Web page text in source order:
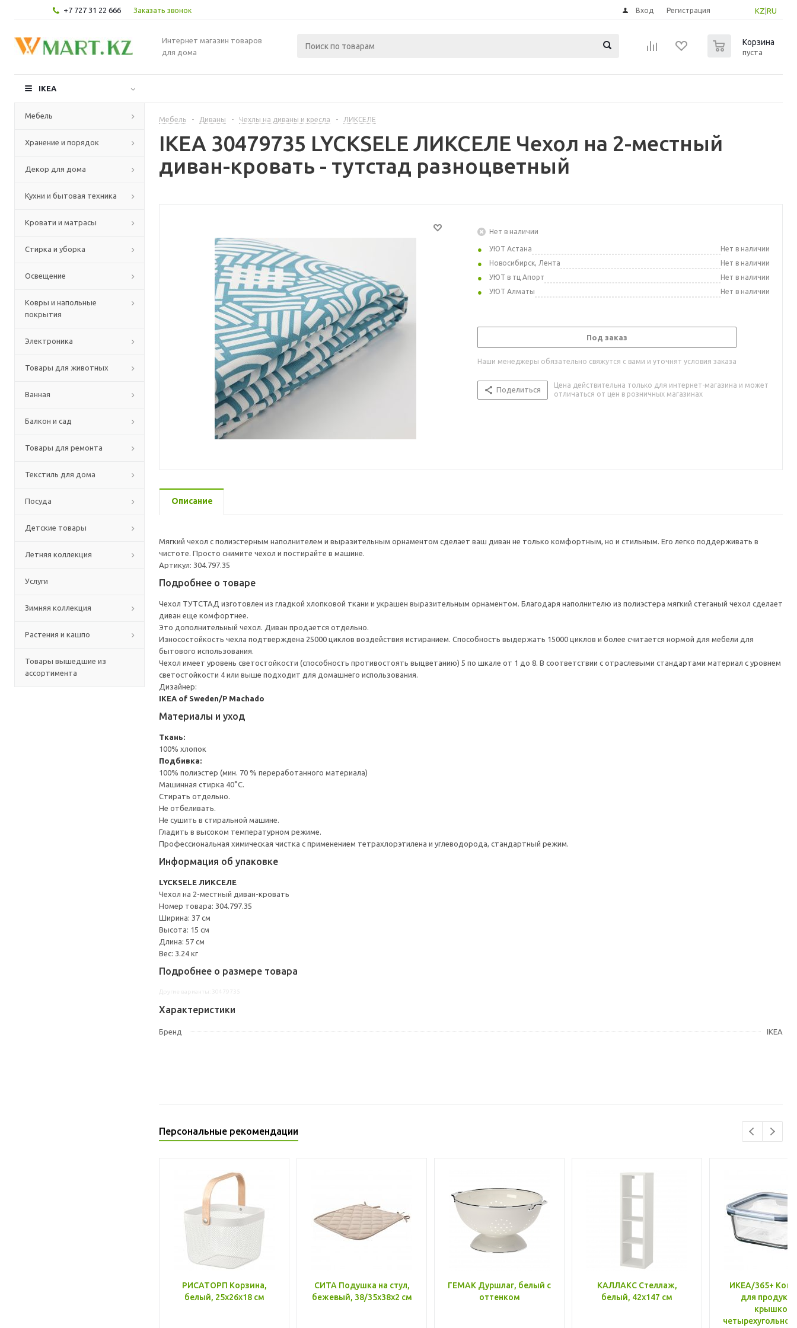
+7 727 31 22 666 Заказать звонок KZ RU
Вход Регистрация
Интернет магазин товаров
для дома
Корзина
пуста
IKEA
Мебель
Хранение и порядок
Декор для дома
Кухни и бытовая техника
Кровати и матрасы
Стирка и уборка
Освещение
Ковры и напольные
покрытия
Электроника
Товары для животных
Ванная
Балкон и сад
Товары для ремонта
Текстиль для дома
Посуда
Детские товары
Летняя коллекция
Услуги
Зимняя коллекция
Растения и кашпо
Товары вышедшие из
ассортимента
Мебель - Диваны - Чехлы на диваны и кресла - ЛИКСЕЛЕ
IKEA 30479735 LYCKSELE ЛИКСЕЛЕ Чехол на 2-местный
диван-кровать - тутстад разноцветный
Нет в наличии
УЮТ Астана
Нет в наличии
Новосибирск, Лента
Нет в наличии
УЮТ в тц Апорт
Нет в наличии
УЮТ Алматы
Нет в наличии
Под заказ
Наши менеджеры обязательно свяжутся с вами и уточнят условия заказа
Поделиться
Цена действительна только для интернет-магазина и может
отличаться от цен в розничных магазинах
Описание
Мягкий чехол с полиэстерным наполнителем и выразительным орнаментом сделает ваш диван не только комфортным, но и стильным. Его легко поддерживать в
чистоте. Просто снимите чехол и постирайте в машине.
Артикул: 304.797.35
Подробнее о товаре
Чехол ТУТСТАД изготовлен из гладкой хлопковой ткани и украшен выразительным орнаментом. Благодаря наполнителю из полиэстера мягкий стеганый чехол сделает
диван еще комфортнее.
Это дополнительный чехол. Диван продается отдельно.
Износостойкость чехла подтверждена 25000 циклов воздействия истиранием. Способность выдержать 15000 циклов и более считается нормой для мебели для
бытового использования.
Чехол имеет уровень светостойкости (способность противостоять выцветанию) 5 по шкале от 1 до 8. В соответствии с отраслевыми стандартами материал с уровнем
светостойкости 4 или выше подходит для домашнего использования.
Дизайнер:
IKEA of Sweden/P Machado
Материалы и уход
Ткань:
100% хлопок
Подбивка:
100% полиэстер (мин. 70 % переработанного материала)
Машинная стирка 40°С.
Стирать отдельно.
Не отбеливать.
Не сушить в стиральной машине.
Гладить в высоком температурном режиме.
Профессиональная химическая чистка с применением тетрахлорэтилена и углеводорода, стандартный режим.
Информация об упаковке
LYCKSELE ЛИКСЕЛЕ
Чехол на 2-местный диван-кровать
Номер товара: 304.797.35
Ширина: 37 см
Высота: 15 см
Длина: 57 см
Вес: 3.24 кг
Подробнее о размере товара
Характеристики
Бренд IKEA
Персональные рекомендации
РИСАТОРП Корзина,
белый, 25x26x18 см
СИТА Подушка на стул,
бежевый, 38/35x38x2 см
ГЕМАК Дуршлаг, белый с
оттенком
КАЛЛАКС Стеллаж,
белый, 42x147 см
ИКЕА/365+
для
крышкой,